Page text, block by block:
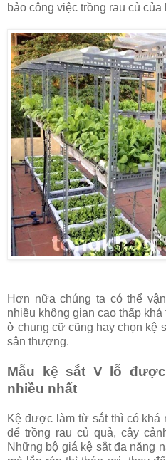
bảo công việc trồng rau củ
Hơn nữa chúng ta có thể
nhiều không gian cao thấp
ở chung cữ cũng hay chọn kệ
sân thượng.
Mẫu kệ sắt V lỗ
nhiều nhất
Kệ được làm từ sắt thì có
để trồng rau củ quả, cây
Những bộ giá kệ sắt đa năng